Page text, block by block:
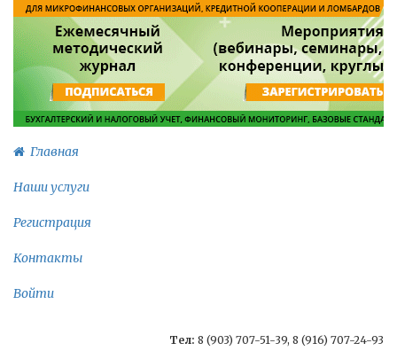
Главная
Наши услуги
Регистрация
Контакты
Войти
Тел: 8 (903) 707-51-39, 8 (916) 707-24-93